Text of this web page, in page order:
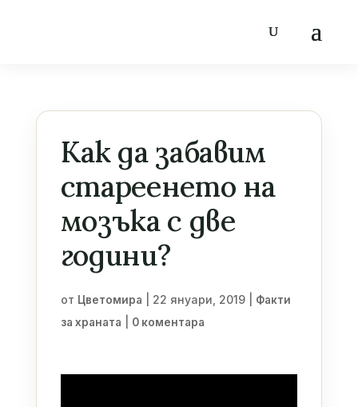
Как да забавим
стареенето на
мозъка с две
години?
от Цветомира 22 януари, 2019|
Факти
за храната
0 коментара